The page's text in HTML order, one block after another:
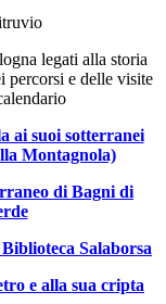
legati alla storia
percorsi e delle visite
ai suoi sotterranei
Montagnola)
di Bagni di
Salaborsa
e alla sua cripta